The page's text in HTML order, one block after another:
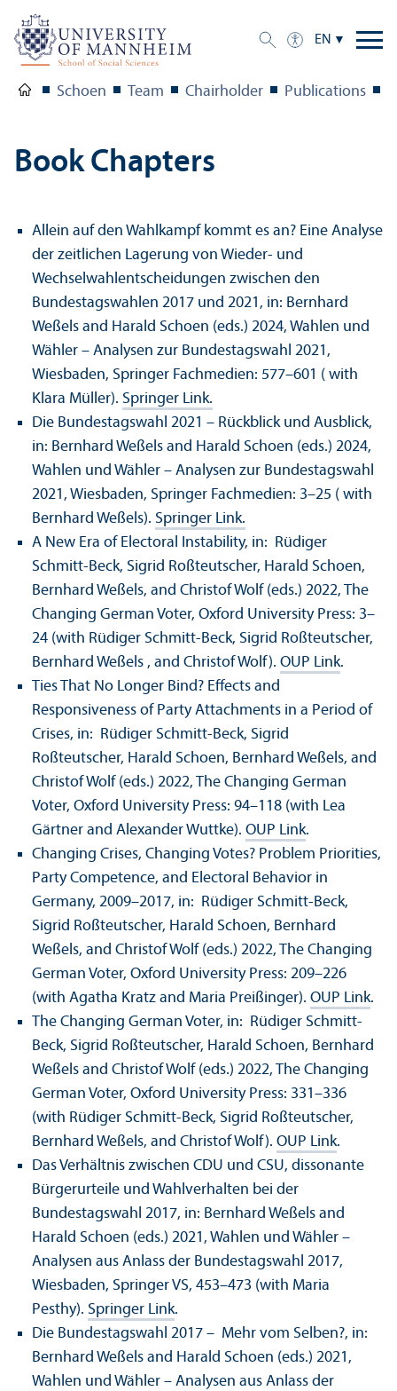
EN
Schoen Team Chairholder Publications
Book Chapters
Allein auf den Wahlkampf kommt es an? Eine Analyse
der zeitlichen Lagerung von Wieder- und
Wechselwahlentscheidungen zwischen den
Bundestagswahlen 2017 und 2021, in: Bernhard
Weßels and Harald Schoen (eds.) 2024, Wahlen und
Wähler – Analysen zur Bundestagswahl 2021,
Wiesbaden, Springer Fachmedien: 577–601 ( with
Klara Müller). Springer Link.
Die Bundestagswahl 2021 – Rückblick und Ausblick,
in: Bernhard Weßels and Harald Schoen (eds.) 2024,
Wahlen und Wähler – Analysen zur Bundestagswahl
2021, Wiesbaden, Springer Fachmedien: 3–25 ( with
Bernhard Weßels). Springer Link.
A New Era of Electoral Instability, in: Rüdiger
Schmitt-Beck, Sigrid Roßteutscher, Harald Schoen,
Bernhard Weßels, and Christof Wolf (eds.) 2022, The
Changing German Voter, Oxford University Press: 3–
24 (with Rüdiger Schmitt-Beck, Sigrid Roßteutscher,
Bernhard Weßels , and Christof Wolf). OUP Link.
Ties That No Longer Bind? Effects and
Responsiveness of Party Attachments in a Period of
Crises, in: Rüdiger Schmitt-Beck, Sigrid
Roßteutscher, Harald Schoen, Bernhard Weßels, and
Christof Wolf (eds.) 2022, The Changing German
Voter, Oxford University Press: 94–118 (with Lea
Gärtner and Alexander Wuttke). OUP Link.
Changing Crises, Changing Votes? Problem Priorities,
Party Competence, and Electoral Behavior in
Germany, 2009–2017, in: Rüdiger Schmitt-Beck,
Sigrid Roßteutscher, Harald Schoen, Bernhard
Weßels, and Christof Wolf (eds.) 2022, The Changing
German Voter, Oxford University Press: 209–226
(with Agatha Kratz and Maria Preißinger). OUP Link.
The Changing German Voter, in: Rüdiger Schmitt-
Beck, Sigrid Roßteutscher, Harald Schoen, Bernhard
Weßels and Christof Wolf (eds.) 2022, The Changing
German Voter, Oxford University Press: 331–336
(with Rüdiger Schmitt-Beck, Sigrid Roßteutscher,
Bernhard Weßels, and Christof Wolf). OUP Link.
Das Verhältnis zwischen CDU und CSU, dissonante
Bürgerurteile und Wahlverhalten bei der
Bundestagswahl 2017, in: Bernhard Weßels and
Harald Schoen (eds.) 2021, Wahlen und Wähler –
Analysen aus Anlass der Bundestagswahl 2017,
Wiesbaden, Springer VS, 453–473 (with Maria
Pesthy). Springer Link.
Die Bundestagswahl 2017 – Mehr vom Selben?, in:
Bernhard Weßels and Harald Schoen (eds.) 2021,
Wahlen und Wähler – Analysen aus Anlass der